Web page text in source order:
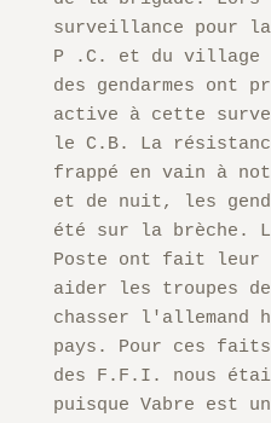
surveillance pour
P .C. et du village
des gendarmes ont
active à cette
le C.B. La
frappé en vain à
et de nuit, les
été sur la brèche.
Poste ont fait leur
aider les troupes
chasser l'allemand
pays. Pour ces
des F.F.I. nous
puisque Vabre est